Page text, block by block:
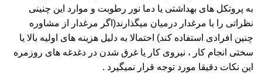
به پروتکل های بهداشتی یا دما نور رطوبت و موارد این چنینی
نظراتی را با مرغدار درمیان میگذارند(اگر مرغدار از مشاوره
چنین افرادی استفاده کند) احتمالا به دلیل هزینه های اولیه بالا یا
سختی انجام کار ، نیروی کار یا غرق شدن در دغدغه های روزمره
این نکات دقیقا مورد توجه قرار نمیگیرد .